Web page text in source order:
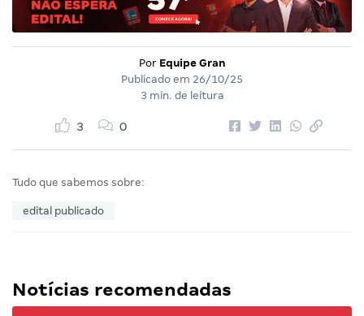
Por Equipe Gran
Publicado em 26/10/25
3 min. de leitura
3 0
Tudo que sabemos sobre:
edital publicado
Notícias recomendadas